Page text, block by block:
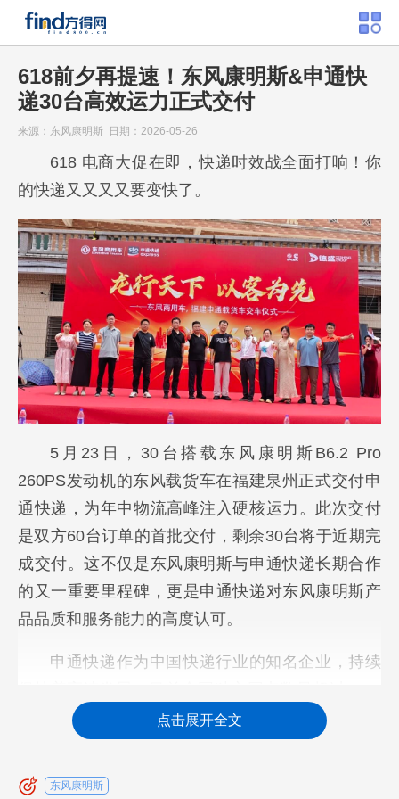
618前夕再提速！东风康明斯&申通快
递30台高效运力正式交付
来源：东风康明斯 日期：2026-05-26
618 电商大促在即，快递时效战全面打响！你
的快递又又又又要变快了。
5月23日，30台搭载东风康明斯B6.2 Pro
260PS发动机的东风载货车在福建泉州正式交付申
通快递，为年中物流高峰注入硬核运力。此次交付
是双方60台订单的首批交付，剩余30台将于近期完
成交付。这不仅是东风康明斯与申通快递长期合作
的又一重要里程碑，更是申通快递对东风康明斯产
品品质和服务能力的高度认可。
申通快递作为中国快递行业的知名企业，持续
家，为市场提供高效优质的物流运输服务。在此之
前，申通快递已累计采购1500台搭载东风康明斯发
动机的运输车辆，双方形成了深度互信的合作伙伴
点击展开全文
东风康明斯